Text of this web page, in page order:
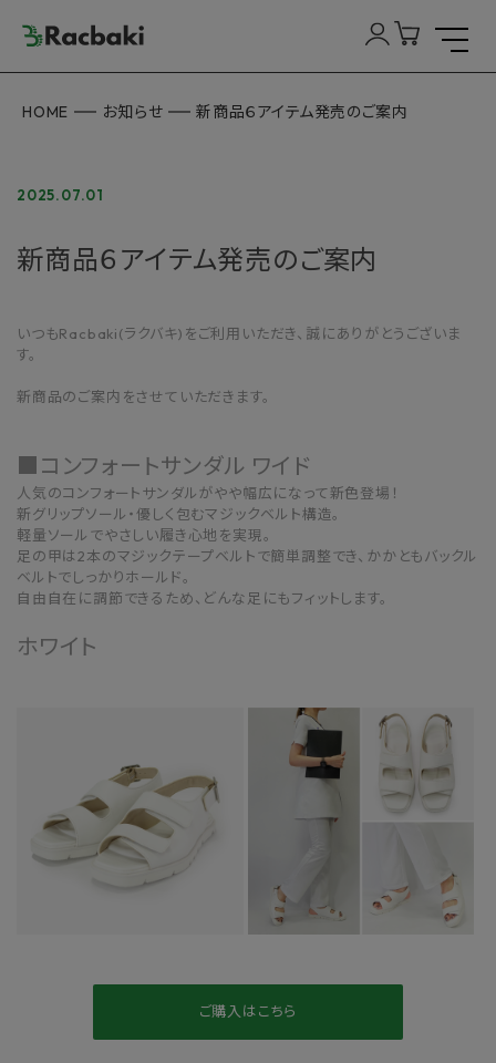
HOME お知らせ 新商品６アイテム発売のご案内
2025.07.01
新商品６アイテム発売のご案内
いつもRacbaki(ラクバキ)をご利用いただき、誠にありがとうございま
す。
新商品のご案内をさせていただきます。
■コンフォートサンダル ワイド
人気のコンフォートサンダルがやや幅広になって新色登場！
新グリップソール・優しく包むマジックベルト構造。
軽量ソールでやさしい履き心地を実現。
足の甲は2本のマジックテープベルトで簡単調整でき、かかともバックル
ベルトでしっかりホールド。
自由自在に調節できるため、どんな足にもフィットします。
ホワイト
ご購入はこちら